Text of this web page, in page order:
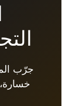
جرّب